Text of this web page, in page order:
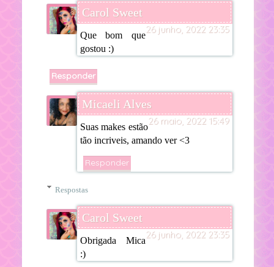
Carol Sweet
26 junho, 2022 23:35
Que bom que
gostou :)
Responder
Micaeli Alves
26 maio, 2022 15:49
Suas makes estão
tão incriveis, amando ver <3
Responder
Respostas
Carol Sweet
26 junho, 2022 23:35
Obrigada Mica
:)